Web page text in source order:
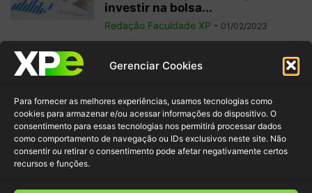
Gerenciar Cookies
Para fornecer as melhores experiências, usamos tecnologias como
cookies para armazenar e/ou acessar informações do dispositivo. O
consentimento para essas tecnologias nos permitirá processar dados
como comportamento de navegação ou IDs exclusivos neste site. Não
consentir ou retirar o consentimento pode afetar negativamente certos
recursos e funções.
investir na bolsa...
Redação Faculdade XP - 01/02/2023
Como começar a operar em
swing trade? 5 dicas para
Redação Faculdade XP - 31/01/2023
Free float: qual a importância
desse conceito para acionistas